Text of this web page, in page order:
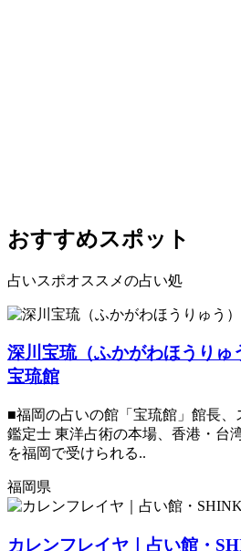
おすすめスポット
占いスポオススメの占い処
深川宝琉（ふかがわほうりゅ
宝琉館
■福岡の占いの館「宝琉館」館長
鑑定士 東洋占術の本場、香港・台
を福岡で受けられる..
福岡県
カレンフレイヤ｜占い館・